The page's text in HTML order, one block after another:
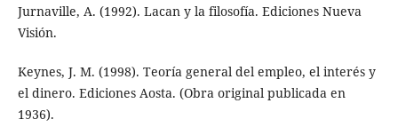
Jurnaville, A. (1992). Lacan y la filosofía. Ediciones Nueva
Visión.
Keynes, J. M. (1998). Teoría general del empleo, el interés y
el dinero. Ediciones Aosta. (Obra original publicada en
1936).